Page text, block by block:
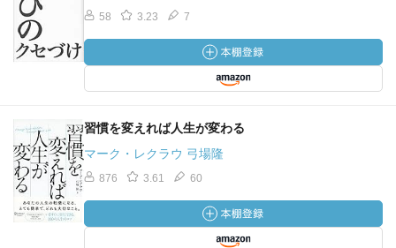
58 3.23 7
習慣を変えれば人生が変わる
マーク・レクラウ 弓場隆
876 3.61 60